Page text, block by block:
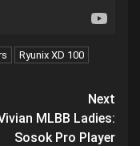
Ryunix XD 100
Next
MLBB Ladies:
Sosok Pro Player